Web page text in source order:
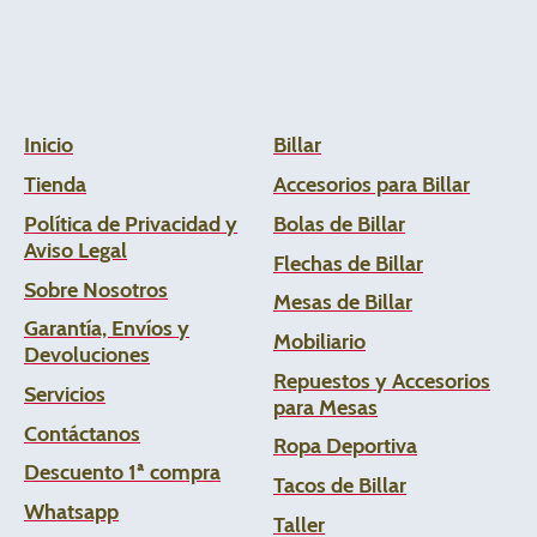
Inicio
Tienda
Política de Privacidad y
Aviso Legal
Sobre Nosotros
Garantía, Envíos y
Devoluciones
Servicios
Contáctanos
Descuento 1ª compra
Whatsapp
Billar
Accesorios para Billar
Bolas de Billar
Flechas de Billar
Mesas de Billar
Mobiliario
Repuestos y Accesorios
para Mesas
Ropa Deportiva
Tacos de Billar
Taller